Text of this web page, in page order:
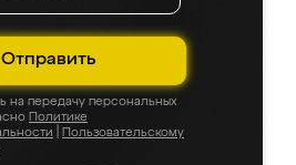
Отправить
на передачу персональных
Политике
Пользовательскому